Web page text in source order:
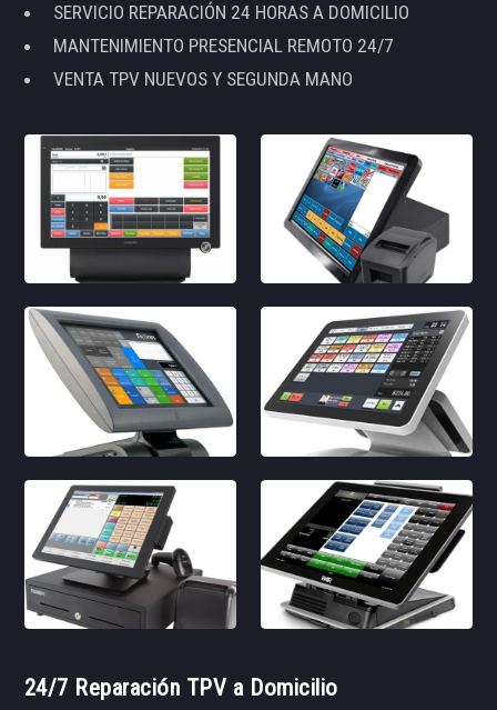
SERVICIO REPARACIÓN 24 HORAS A DOMICILIO
MANTENIMIENTO PRESENCIAL REMOTO 24/7
VENTA TPV NUEVOS Y SEGUNDA MANO
24/7 Reparación TPV a Domicilio